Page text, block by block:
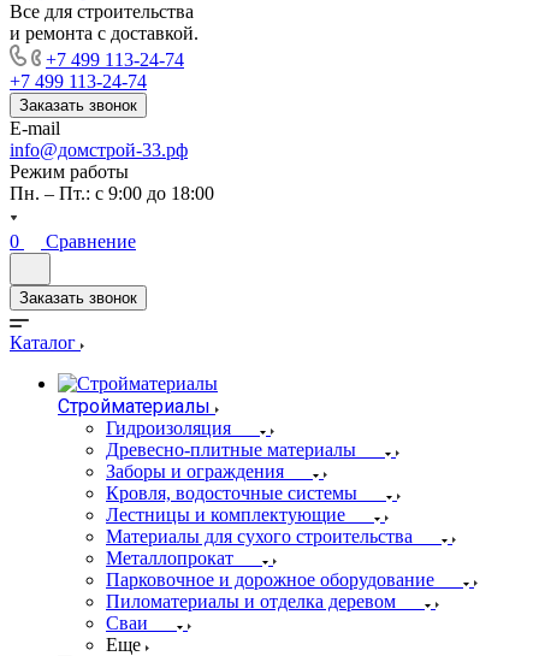
Все для строительства
и ремонта с доставкой.
+7 499 113-24-74
+7 499 113-24-74
Заказать звонок
E-mail
info@домстрой-33.рф
Режим работы
Пн. – Пт.: с 9:00 до 18:00
0 Сравнение
Заказать звонок
Каталог
Стройматериалы
Гидроизоляция
Древесно-плитные материалы
Заборы и ограждения
Кровля, водосточные системы
Лестницы и комплектующие
Материалы для сухого строительства
Металлопрокат
Парковочное и дорожное оборудование
Пиломатериалы и отделка деревом
Сваи
Еще